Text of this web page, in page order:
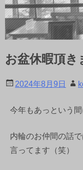
お盆休暇頂
2024年8月9日
今年もあっという間
内輪のお仲間の話
言ってます（笑）